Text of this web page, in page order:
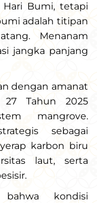
Bumi, tetapi
adalah titipan
Menanam
jangka panjang
dengan amanat
27 Tahun 2025
mangrove.
sebagai
karbon biru
laut, serta
kondisi